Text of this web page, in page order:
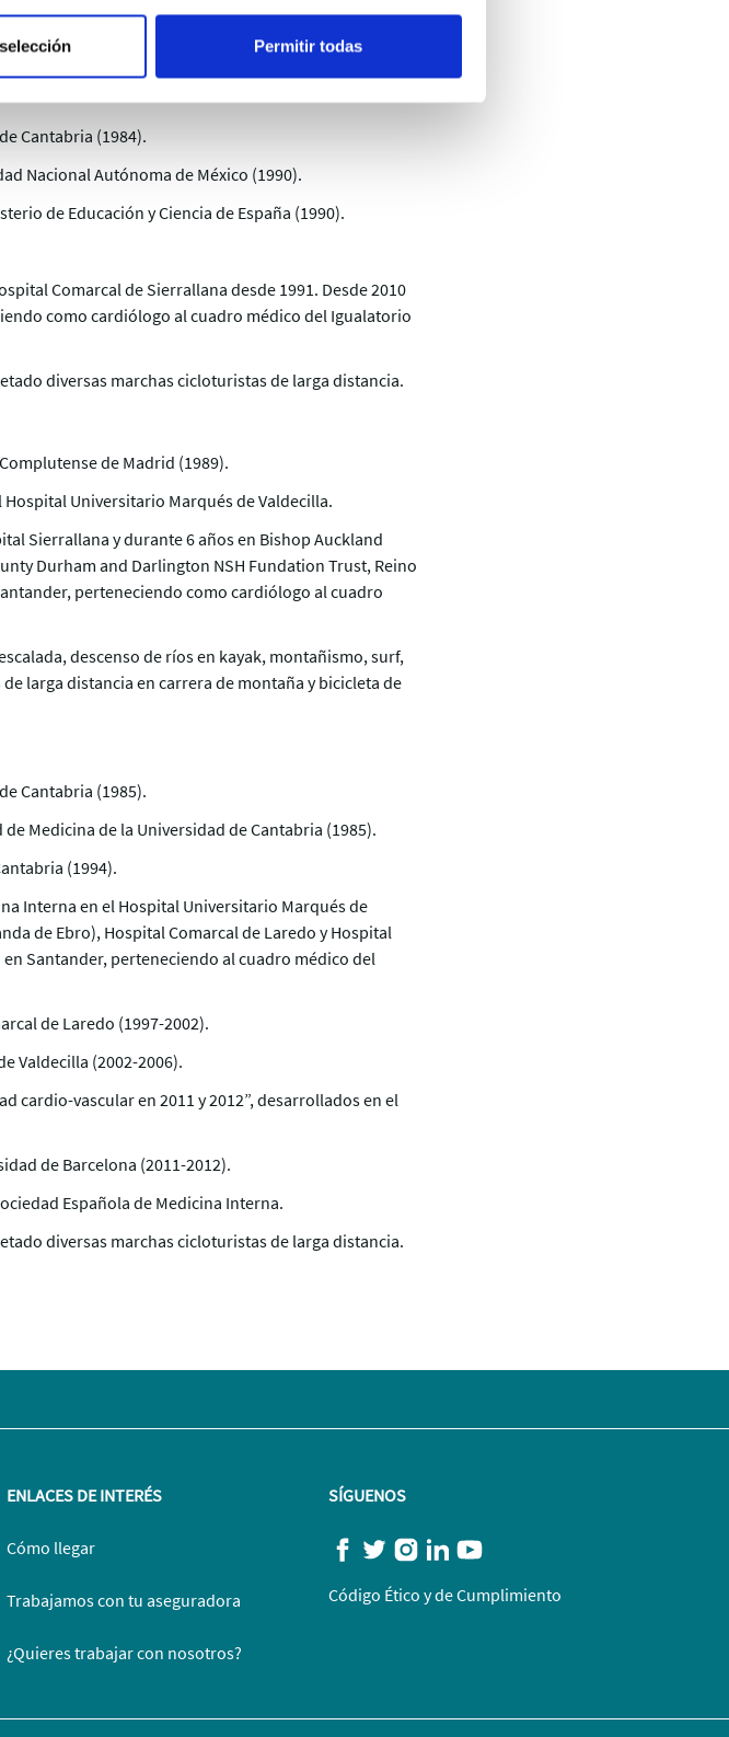
Permitir todas
Cantabria (1984).
Nacional Autónoma de México (1990).
de Educación y Ciencia de España (1990).
Comarcal de Sierrallana desde 1991. Desde 2010
como cardiólogo al cuadro médico del Igualatorio
diversas marchas cicloturistas de larga distancia.
de Madrid (1989).
Universitario Marqués de Valdecilla.
Sierrallana y durante 6 años en Bishop Auckland
Durham and Darlington NSH Fundation Trust, Reino
perteneciendo como cardiólogo al cuadro
descenso de ríos en kayak, montañismo, surf,
larga distancia en carrera de montaña y bicicleta de
Cantabria (1985).
Medicina de la Universidad de Cantabria (1985).
(1994).
Interna en el Hospital Universitario Marqués de
de Ebro), Hospital Comarcal de Laredo y Hospital
Santander, perteneciendo al cuadro médico del
de Laredo (1997-2002).
Valdecilla (2002-2006).
cardio-vascular en 2011 y 2012”, desarrollados en el
de Barcelona (2011-2012).
Española de Medicina Interna.
diversas marchas cicloturistas de larga distancia.
ENLACES DE INTERÉS
Cómo llegar
Trabajamos con tu aseguradora
¿Quieres trabajar con nosotros?
SÍGUENOS
Código Ético y de Cumplimiento